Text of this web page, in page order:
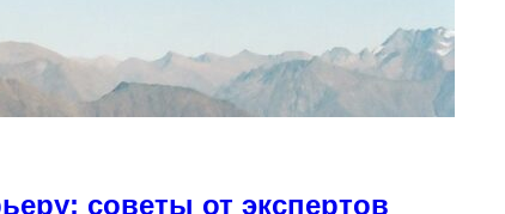
советы от экспертов